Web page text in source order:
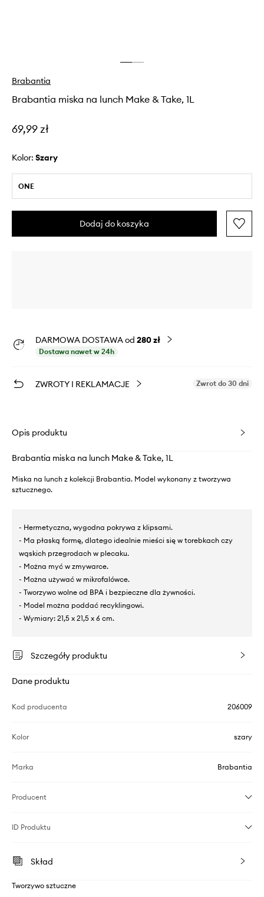
Brabantia
Brabantia miska na lunch Make & Take, 1L
69,99 zł
Kolor: szary
ONE
Dodaj do koszyka
DARMOWA DOSTAWA od 280 zł
Dostawa nawet w 24h
ZWROTY I REKLAMACJE Zwrot do 30 dni
Opis produktu
Brabantia miska na lunch Make & Take, 1L
Miska na lunch z kolekcji Brabantia. Model wykonany z tworzywa
sztucznego.
- Hermetyczna, wygodna pokrywa z klipsami.
- Ma płaską formę, dlatego idealnie mieści się w torebkach czy
wąskich przegrodach w plecaku.
- Można myć w zmywarce.
- Można używać w mikrofalówce.
- Tworzywo wolne od BPA i bezpieczne dla żywności.
- Model można poddać recyklingowi.
- Wymiary: 21,5 x 21,5 x 6 cm.
Szczegóły produktu
Dane produktu
Kod producenta 206009
Kolor szary
Marka Brabantia
Producent
ID Produktu
Skład
Tworzywo sztuczne